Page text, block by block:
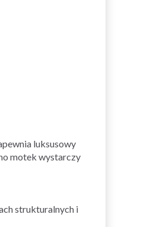
luksusowy
motek wystarczy
strukturalnych i